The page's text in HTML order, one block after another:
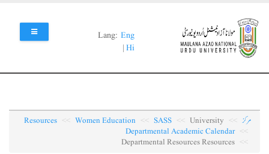
main
content
Lang: Eng
| Hi
مرکز SASS
Women Education
Resources
Departmental Academic Calendar